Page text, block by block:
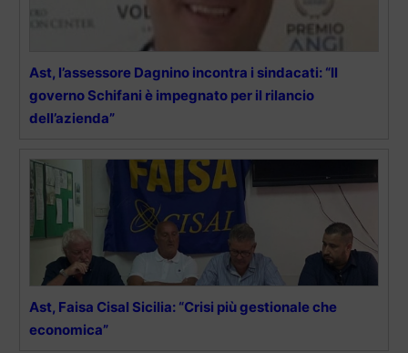
Ast, l’assessore Dagnino incontra i sindacati: “Il
governo Schifani è impegnato per il rilancio
dell’azienda”
Ast, Faisa Cisal Sicilia: “Crisi più gestionale che
economica”